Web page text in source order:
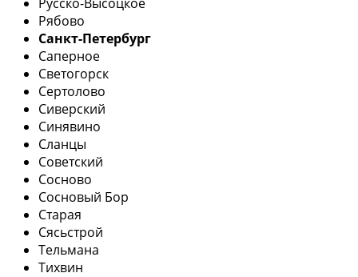
Рябово
Санкт-Петербург
Саперное
Светогорск
Сертолово
Сиверский
Синявино
Сланцы
Советский
Сосново
Сосновый Бор
Старая
Сясьстрой
Тельмана
Тихвин